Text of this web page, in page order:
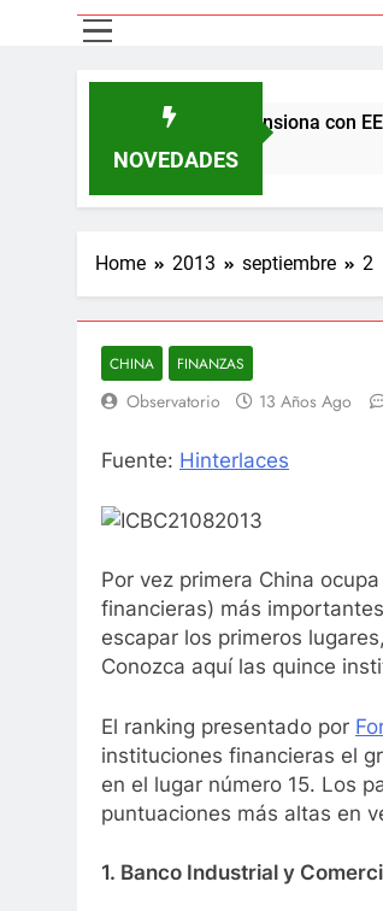
NOVEDADES
represas y tensiona con EE.UU.
Home 2013 septiembre 2
CHINA FINANZAS
Observatorio 13 Años Ago
Fuente: Hinterlaces
Por vez primera China
financieras) más
escapar los primeros
Conozca aquí las quince
El ranking presentado por
instituciones financieras el
en el lugar número 15. Los
puntuaciones más altas en
1. Banco Industrial y